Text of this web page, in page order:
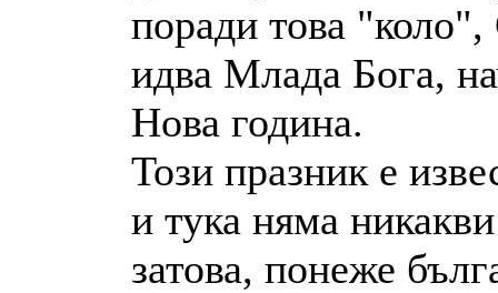
поради това
идва Млада Бога,
Нова година.
Този празник е
и тука няма
затова, понеже